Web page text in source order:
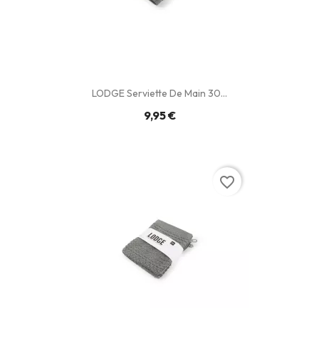
LODGE Serviette De Main 30...
9,95 €
favorite_border